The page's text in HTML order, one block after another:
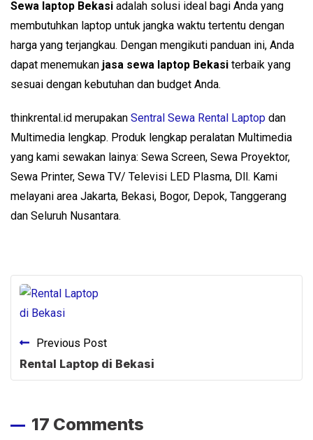
Sewa laptop Bekasi adalah solusi ideal bagi Anda yang
membutuhkan laptop untuk jangka waktu tertentu dengan
harga yang terjangkau. Dengan mengikuti panduan ini, Anda
dapat menemukan jasa sewa laptop Bekasi terbaik yang
sesuai dengan kebutuhan dan budget Anda.
thinkrental.id merupakan Sentral Sewa Rental Laptop dan
Multimedia lengkap. Produk lengkap peralatan Multimedia
yang kami sewakan lainya: Sewa Screen, Sewa Proyektor,
Sewa Printer, Sewa TV/ Televisi LED Plasma, Dll. Kami
melayani area Jakarta, Bekasi, Bogor, Depok, Tanggerang
dan Seluruh Nusantara.
Previous Post
Rental Laptop di Bekasi
17 Comments